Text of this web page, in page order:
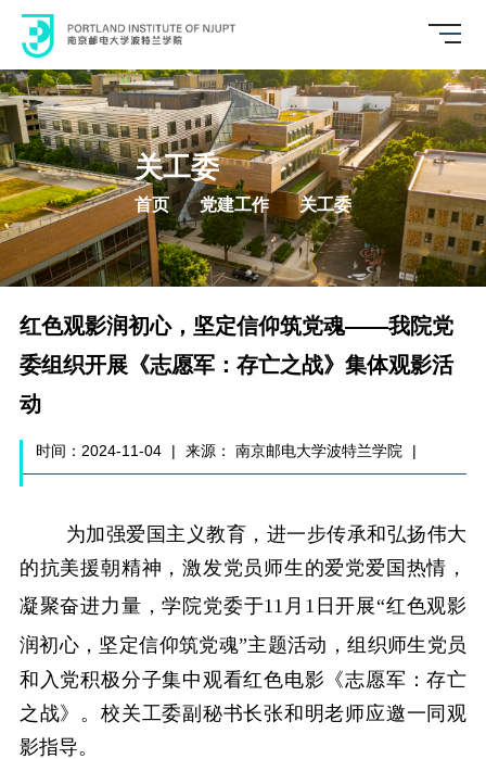
关工委
首页 党建工作 关工委
红色观影润初心，坚定信仰筑党魂——我院党
委组织开展《志愿军：存亡之战》集体观影活
动
时间：2024-11-04 | 来源： 南京邮电大学波特兰学院 |
为加强爱国主义教育， 进一步传承和弘扬伟大
的抗美援朝精神，激发党员师生的爱党爱国热情，
凝聚奋进力量 ，学院党委于11 月 1 日开展“红色观影
润初心，坚定信仰筑党魂”主题活动，组织师生党员
和 入党积极分子集中观看红色电影《志愿军：存亡
之战》 。校关工委副秘书长张和明老师应邀一同观
影指导。